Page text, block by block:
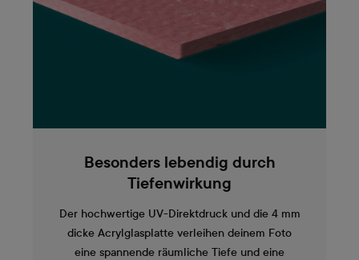
Besonders lebendig durch
Tiefenwirkung
Der hochwertige UV-Direktdruck und die 4 mm
dicke Acrylglasplatte verleihen deinem Foto
eine spannende räumliche Tiefe und eine